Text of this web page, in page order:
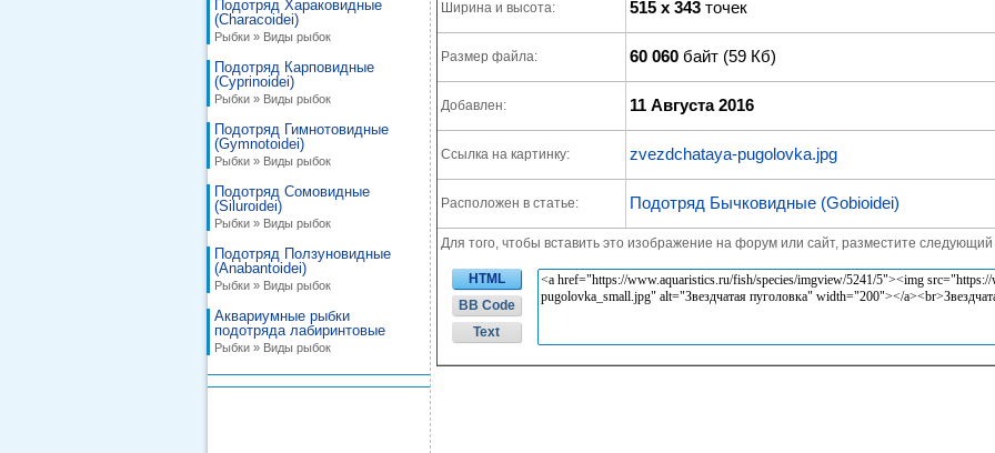
Подотряд Хараковидные
(Characoidei)
Рыбки » Виды рыбок
Подотряд Карповидные
(Cyprinoidei)
Рыбки » Виды рыбок
Подотряд Гимнотовидные
(Gymnotoidei)
Рыбки » Виды рыбок
Подотряд Сомовидные
(Siluroidei)
Рыбки » Виды рыбок
Подотряд Ползуновидные
(Anabantoidei)
Рыбки » Виды рыбок
Аквариумные рыбки
подотряда лабиринтовые
Рыбки » Виды рыбок
Ширина и высота: 515 x 343 точек
Размер файла: 60 060 байт (59 Кб)
Добавлен: 11 Августа 2016
Ссылка на картинку: zvezdchataya-pugolovka.jpg
Расположен в статье: Подотряд Бычковидные (Gobioidei)
Для того, чтобы вставить это изображение на форум или сайт, разместите следующий
HTML
BB Code
Text